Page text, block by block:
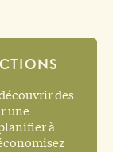
des
une
à